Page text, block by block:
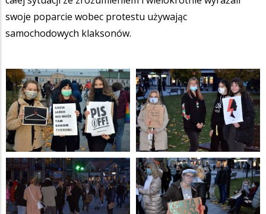
swoje poparcie wobec protestu używając
samochodowych klaksonów.